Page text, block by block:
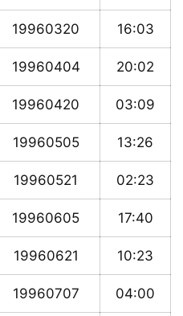
19960320 16:03
19960404 20:02
19960420 03:09
19960505 13:26
19960521 02:23
19960605 17:40
19960621 10:23
19960707 04:00